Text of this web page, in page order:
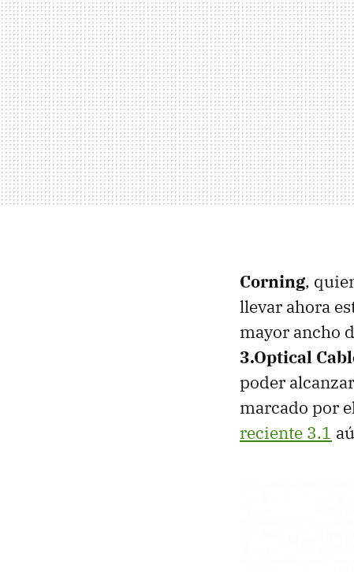
Corning,
llevar ahora
mayor ancho
3.Optical
poder
marcado por
reciente 3.1